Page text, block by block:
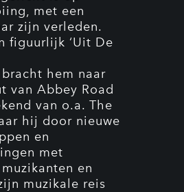
met een
zijn verleden.
figuurlijk ‘Uit De
hem naar
van Abbey Road
van o.a. The
hij door nieuwe
en
met
en
muzikale reis